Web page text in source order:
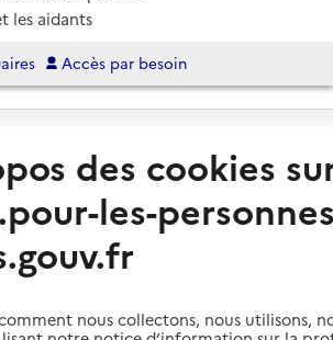
les aidants
Accès par besoin
de retraite
Aude (11)
de l'annuaire
Tuchan
des cookies
les-
nous collectons, nous utilisons,